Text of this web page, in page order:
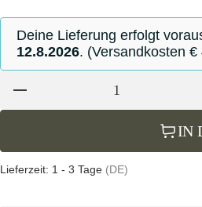
Deine Lieferung erfolgt
12.8.2026. (Versandkosten €
IN
Lieferzeit: 1 - 3 Tage (DE)